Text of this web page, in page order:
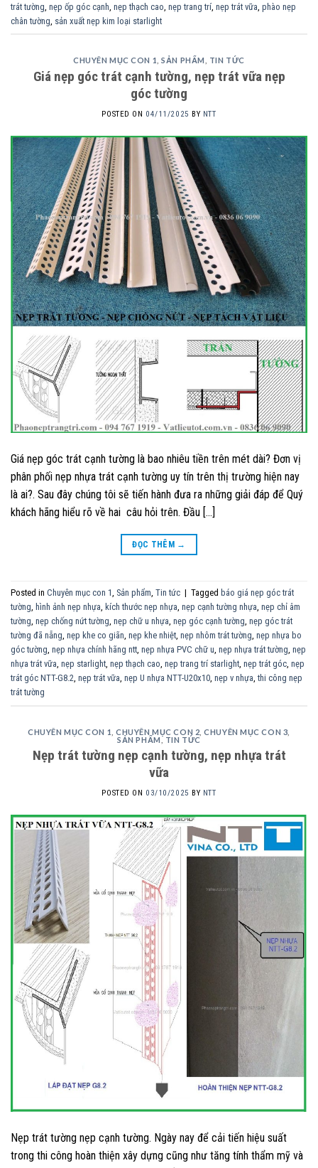
trát tường nẹp ốp góc cạnh nẹp thạch cao nẹp trang trí nẹp trát vữa phào nẹp
chân tường sản xuất nẹp kim loại starlight
CHUYÊN MỤC CON 1 ,SẢN PHẨM TIN TỨC
Giá nẹp góc trát cạnh tường, nẹp trát vữa nẹp
góc tường
POSTED ON 04/11/2025 BY NTT
Giá nẹp góc trát cạnh tường là bao nhiêu tiền trên mét dài? Đơn vị
phân phối nẹp nhựa trát cạnh tường uy tín trên thị trường hiện nay
là ai?. Sau đây chúng tôi sẽ tiến hành đưa ra những giải đáp để Quý
khách hãng hiểu rõ về hai câu hỏi trên. Đầu […]
ĐỌC THÊM →
Posted in Chuyên mục con 1 Sản phẩm Tin tức | Tagged báo giá nẹp góc trát
tường hình ảnh nẹp nhựa kích thước nẹp nhựa nẹp cạnh tường nhựa nẹp chỉ âm
tường nẹp chống nứt tường nẹp chữ u nhựa nẹp góc cạnh tường nẹp góc trát
tường đã nẵng nẹp khe co giãn nẹp khe nhiệt nẹp nhôm trát tường nẹp nhựa bo
góc tường nẹp nhựa chính hãng ntt nẹp nhựa PVC chữ u nẹp nhựa trát tường nẹp
nhựa trát vữa nẹp starlight nẹp thạch cao nẹp trang trí starlight nẹp trát góc nẹp
trát góc NTT-G8.2 nẹp trát vữa nẹp U nhựa NTT-U20x10 nẹp v nhựa ,thi công nẹp
trát tường
CHUYÊN MỤC CON 1 ,CHUYÊN MỤC CON 2 ,CHUYÊN MỤC CON 3
SẢN PHẨM , TIN TỨC
Nẹp trát tường nẹp cạnh tường, nẹp nhựa trát
vữa
POSTED ON 03/10/2025 BY NTT
Nẹp trát tường nẹp cạnh tường. Ngày nay để cải tiến hiệu suất
trong thi công hoàn thiện xây dựng cũng như tăng tính thẩm mỹ và